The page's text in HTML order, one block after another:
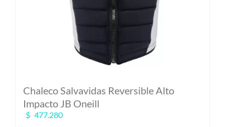
Chaleco Salvavidas Reversible Alto
Impacto JB Oneill
$ 477.280